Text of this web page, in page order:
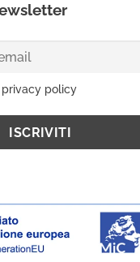
policy